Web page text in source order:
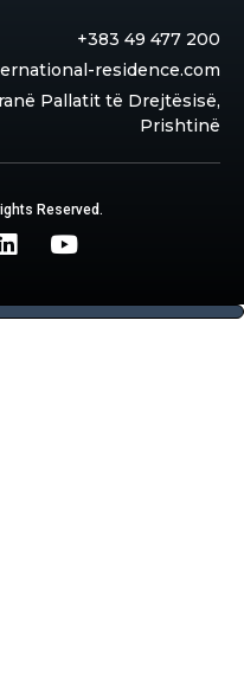
+383 49 477 200
residence.com
Pallatit të Drejtësisë,
Prishtinë
Reserved.